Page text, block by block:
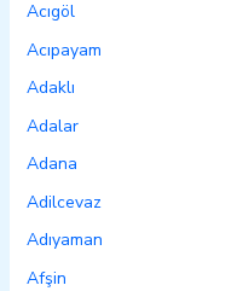
Acıgöl
Acıpayam
Adaklı
Adalar
Adana
Adilcevaz
Adıyaman
Afşin